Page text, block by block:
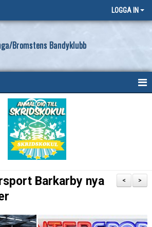
LOGGA IN
Bromstens Bandyklubb
>
<
Barkarby nya